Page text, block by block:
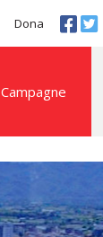
Dona
Campagne